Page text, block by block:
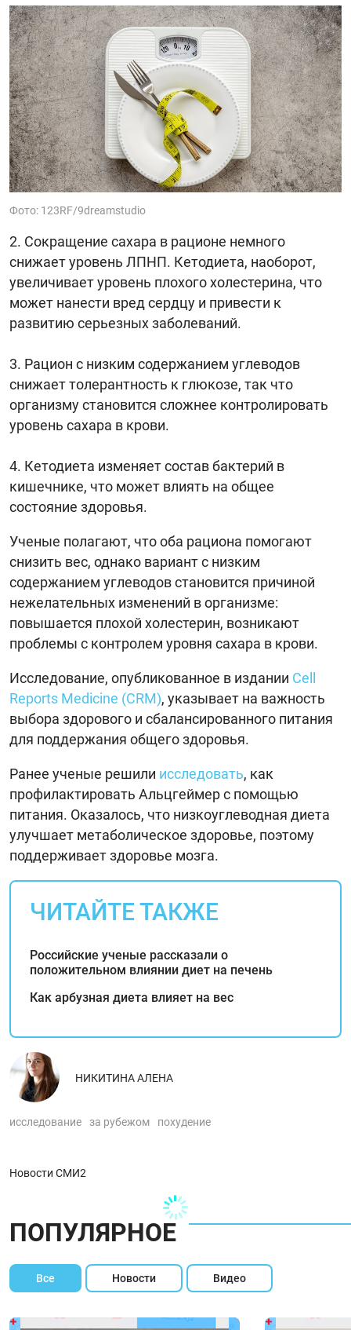
Фото: 123RF/9dreamstudio
Сокращение сахара в рационе немного
снижает уровень ЛПНП. Кетодиета, наоборот,
увеличивает уровень плохого холестерина, что
может нанести вред сердцу и привести к
развитию серьезных заболеваний.
Рацион с низким содержанием углеводов
снижает толерантность к глюкозе, так что
организму становится сложнее контролировать
уровень сахара в крови.
Кетодиета изменяет состав бактерий в
кишечнике, что может влиять на общее
состояние здоровья.
Ученые полагают, что оба рациона помогают
снизить вес, однако вариант с низким
содержанием углеводов становится причиной
нежелательных изменений в организме:
повышается плохой холестерин, возникают
проблемы с контролем уровня сахара в крови.
Исследование, опубликованное в издании Cell
Reports Medicine (CRM), указывает на важность
выбора здорового и сбалансированного питания
для поддержания общего здоровья.
Ранее ученые решили исследовать, как
профилактировать Альцгеймер с помощью
питания. Оказалось, что низкоуглеводная диета
улучшает метаболическое здоровье, поэтому
поддерживает здоровье мозга.
ЧИТАЙТЕ ТАКЖЕ
Российские ученые рассказали о
положительном влиянии диет на печень
Как арбузная диета влияет на вес
НИКИТИНА АЛЕНА
исследование за рубежом похудение
Новости СМИ2
ПОПУЛЯРНОЕ
Все Новости Видео